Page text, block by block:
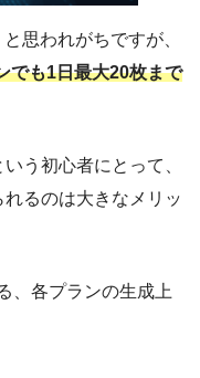
思われがちですが、
でも1日最大20枚まで
う初心者にとって、
るのは大きなメリッ
、各プランの生成上